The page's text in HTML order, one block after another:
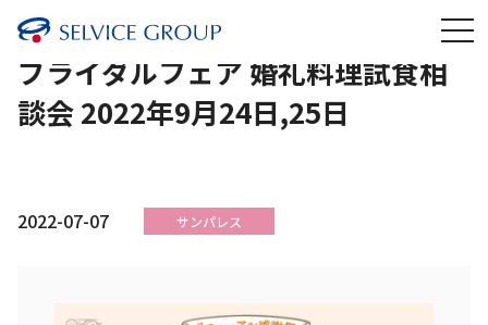
ブライダルフェア 婚礼料理試食相
談会 2022年9月24日,25日
2022-07-07 サンパレス